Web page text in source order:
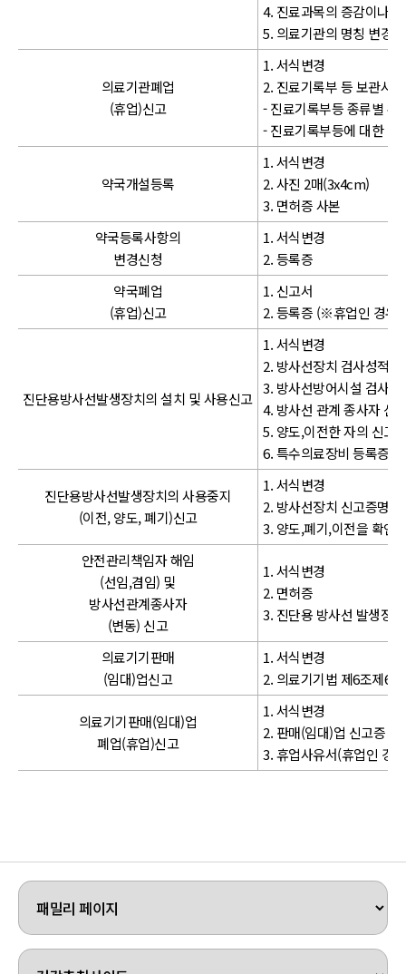
4. 진료과목의 증감이나
5. 의료기관의 명칭 변경
의료기관폐업
(휴업)신고
1. 서식변경
2. 진료기록부 등 보관시
- 진료기록부등 종류별 수
- 진료기록부등에 대한 체
약국개설등록
1. 서식변경
2. 사진 2매(3x4cm)
3. 면허증 사본
약국등록사항의
변경신청
1. 서식변경
2. 등록증
약국폐업
(휴업)신고
1. 신고서
2. 등록증 (※휴업인 경우
진단용방사선발생장치의 설치 및 사용신고
1. 서식변경
2. 방사선장치 검사성적서
3. 방사선방어시설 검사성
4. 방사선 관계 종사자 신
5. 양도,이전한 자의 신고
6. 특수의료장비 등록증
진단용방사선발생장치의 사용중지
(이전, 양도, 폐기)신고
1. 서식변경
2. 방사선장치 신고증명서
3. 양도,폐기,이전을 확인
안전관리책임자 해임
(선임,겸임) 및
방사선관계종사자
(변동) 신고
1. 서식변경
2. 면허증
3. 진단용 방사선 발생장
의료기기판매
(임대)업신고
1. 서식변경
2. 의료기기법 제6조제6
의료기기판매(임대)업
폐업(휴업)신고
1. 서식변경
2. 판매(임대)업 신고증 원
3. 휴업사유서(휴업인 경